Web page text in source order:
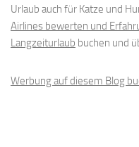
Urlaub auch für Katze und
Airlines bewerten und
Langzeiturlaub buchen und
Werbung auf diesem Blog